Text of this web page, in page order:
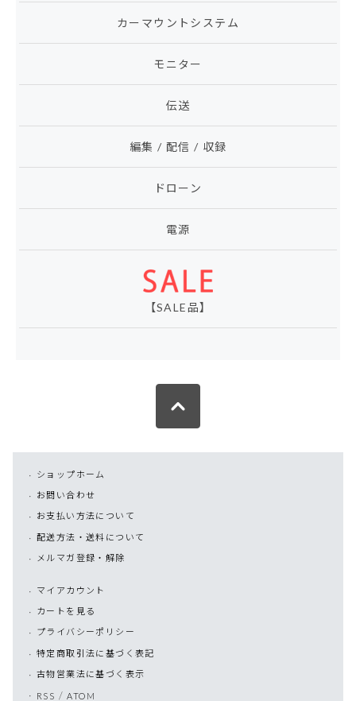
カーマウントシステム
モニター
伝送
編集 / 配信 / 収録
ドローン
電源
【SALE品】
ショップホーム
お問い合わせ
お支払い方法について
配送方法・送料について
メルマガ登録・解除
マイアカウント
カートを見る
プライバシーポリシー
特定商取引法に基づく表記
古物営業法に基づく表示
RSS /ATOM